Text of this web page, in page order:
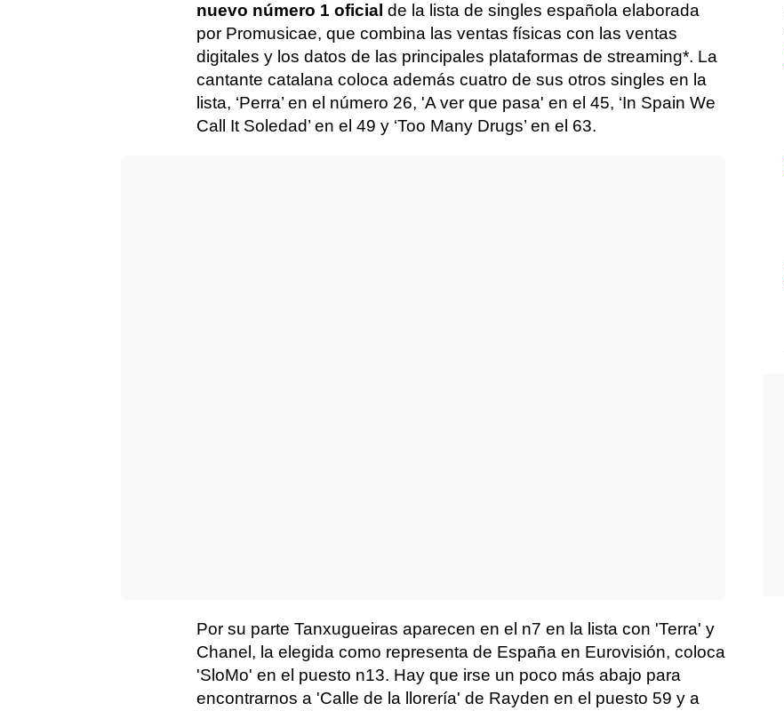
nuevo número 1 oficial de la lista de singles española elaborada
por Promusicae, que combina las ventas físicas con las ventas
digitales y los datos de las principales plataformas de streaming*. La
cantante catalana coloca además cuatro de sus otros singles en la
lista, ‘Perra’ en el número 26, 'A ver que pasa' en el 45, ‘In Spain We
Call It Soledad’ en el 49 y ‘Too Many Drugs’ en el 63.
Por su parte Tanxugueiras aparecen en el n7 en la lista con 'Terra' y
Chanel, la elegida como representa de España en Eurovisión, coloca
'SloMo' en el puesto n13. Hay que irse un poco más abajo para
encontrarnos a 'Calle de la llorería' de Rayden en el puesto 59 y a